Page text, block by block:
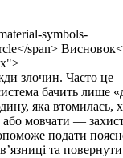
symbols-
span>
злочин. Часто це
бачить лише
яка втомилась,
або мовчати —
подати
та повернути